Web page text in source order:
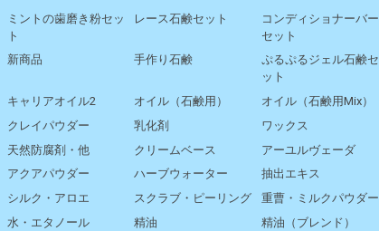
ミントの歯磨き粉セッ
ト
レース石鹸セット
コンディショナーバー
セット
新商品 手作り石鹸
ぷるぷるジェル石鹸セ
ット
キャリアオイル2 オイル（石鹸用）
オイル（石鹸用Mix）
クレイパウダー 乳化剤
ワックス
天然防腐剤・他 クリームベース
アーユルヴェーダ
アクアパウダー ハーブウォーター
抽出エキス
シルク・アロエ スクラブ・ピーリング
重曹・ミルクパウダー
水・エタノール 精油
精油（ブレンド）